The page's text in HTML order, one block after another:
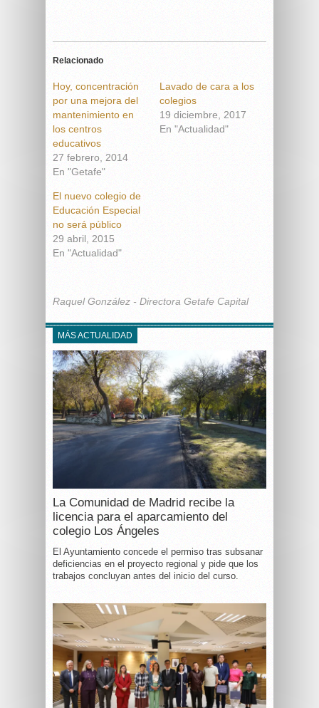
Relacionado
Hoy, concentración
por una mejora del
mantenimiento en
los centros
educativos
27 febrero, 2014
En "Getafe"
Lavado de cara a los
colegios
19 diciembre, 2017
En "Actualidad"
El nuevo colegio de
Educación Especial
no será público
29 abril, 2015
En "Actualidad"
Raquel González - Directora Getafe Capital
MÁS ACTUALIDAD
La Comunidad de Madrid recibe la
licencia para el aparcamiento del
colegio Los Ángeles
El Ayuntamiento concede el permiso tras subsanar
deficiencias en el proyecto regional y pide que los
trabajos concluyan antes del inicio del curso.